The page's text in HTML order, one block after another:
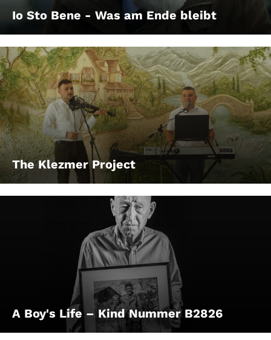
Io Sto Bene - Was am Ende bleibt
The Klezmer Project
A Boy's Life – Kind Nummer B2826